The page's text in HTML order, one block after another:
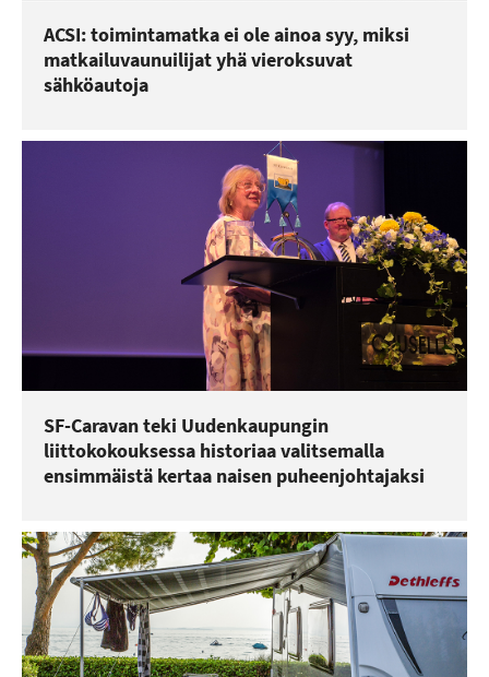
ACSI: toimintamatka ei ole ainoa syy, miksi
matkailuvaunuilijat yhä vieroksuvat
sähköautoja
SF-Caravan teki Uudenkaupungin
liittokokouksessa historiaa valitsemalla
ensimmäistä kertaa naisen puheenjohtajaksi